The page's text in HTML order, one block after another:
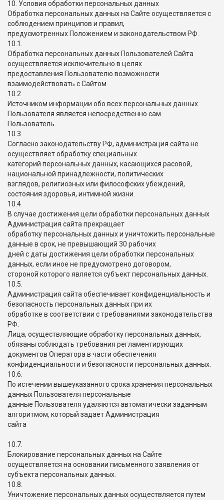
10. Условия обработки персональных данных
Обработка персональных данных на Сайте осуществляется с
соблюдением принципов и правил,
предусмотренных Положением и законодательством РФ.
10.1.
Обработка персональных данных Пользователей Сайта
осуществляется исключительно в целях
предоставления Пользователю возможности
взаимодействовать с Сайтом.
10.2.
Источником информации обо всех персональных данных
Пользователя является непосредственно сам
Пользователь.
10.3.
Согласно законодательству РФ, администрация сайта не
осуществляет обработку специальных
категорий персональных данных, касающихся расовой,
национальной принадлежности, политических
взглядов, религиозных или философских убеждений,
состояния здоровья, интимной жизни.
10.4.
В случае достижения цели обработки персональных данных
Администрация сайта прекращает
обработку персональных данных и уничтожить персональные
данные в срок, не превышающий 30 рабочих
дней с даты достижения цели обработки персональных
данных, если иное не предусмотрено договором,
стороной которого является субъект персональных данных.
10.5.
Администрация сайта обеспечивает конфиденциальность и
безопасность персональных данных при их
обработке в соответствии с требованиями законодательства
РФ.
Лица, осуществляющие обработку персональных данных,
обязаны соблюдать требования регламентирующих
документов Оператора в части обеспечения
конфиденциальности и безопасности персональных данных.
10.6.
По истечении вышеуказанного срока хранения персональных
данных Пользователя персональные
данные Пользователя удаляются автоматически заданным
алгоритмом, который задает Администрация
сайта
10.7.
Блокирование персональных данных на Сайте
осуществляется на основании письменного заявления от
субъекта персональных данных.
10.8.
Уничтожение персональных данных осуществляется путем